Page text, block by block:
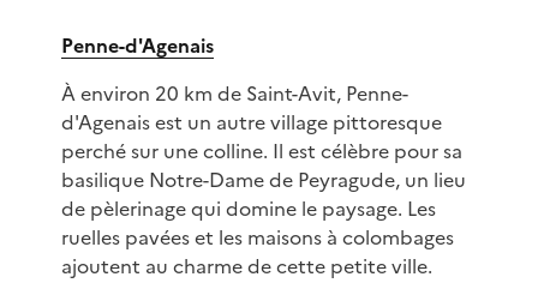
Penne-d'Agenais
À environ 20 km de Saint-Avit, Penne-
d'Agenais est un autre village pittoresque
perché sur une colline. Il est célèbre pour sa
basilique Notre-Dame de Peyragude, un lieu
de pèlerinage qui domine le paysage. Les
ruelles pavées et les maisons à colombages
ajoutent au charme de cette petite ville.